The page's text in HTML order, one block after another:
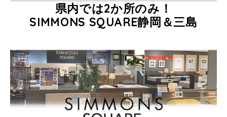
県内では2か所のみ！
SIMMONS SQUARE静岡＆三島